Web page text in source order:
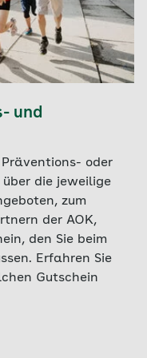
und
oder
die jeweilige
zum
der AOK,
den Sie beim
Erfahren Sie
Gutschein